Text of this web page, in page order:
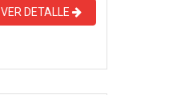
VER DETALLE